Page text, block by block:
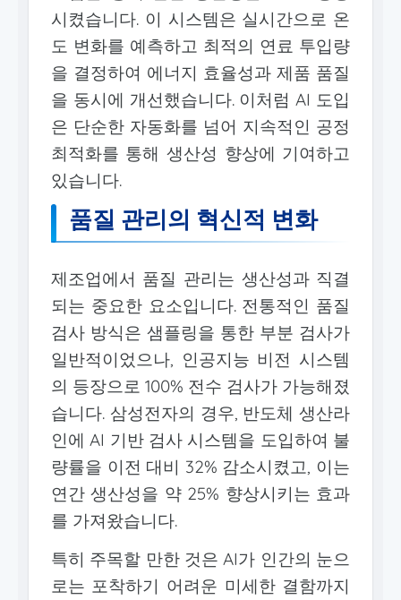
시켰습니다. 이 시스템은 실시간으로 온
도 변화를 예측하고 최적의 연료 투입량
을 결정하여 에너지 효율성과 제품 품질
을 동시에 개선했습니다. 이처럼 AI 도입
은 단순한 자동화를 넘어 지속적인 공정
최적화를 통해 생산성 향상에 기여하고
있습니다.
품질 관리의 혁신적 변화
제조업에서 품질 관리는 생산성과 직결
되는 중요한 요소입니다. 전통적인 품질
검사 방식은 샘플링을 통한 부분 검사가
일반적이었으나, 인공지능 비전 시스템
의 등장으로 100% 전수 검사가 가능해졌
습니다. 삼성전자의 경우, 반도체 생산라
인에 AI 기반 검사 시스템을 도입하여 불
량률을 이전 대비 32% 감소시켰고, 이는
연간 생산성을 약 25% 향상시키는 효과
를 가져왔습니다.
특히 주목할 만한 것은 AI가 인간의 눈으
로는 포착하기 어려운 미세한 결함까지